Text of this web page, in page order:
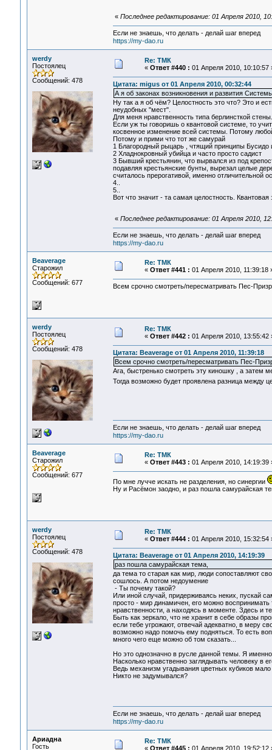
« Последнее редактирование: 01 Апреля 2010,
Если не знаешь, что делать - делай шаг вперед
https://my-dao.ru
werdy
Постоялец
Сообщений: 478
Re: ТМК
« Ответ #440 : 01 Апреля 2010, 10:10:57
Цитата: migus от 01 Апреля 2010, 00:32:44
А я об законах возникновения и развития
Ну так а я об чём? Целостность это что? Это и
неудобных "мест".
Для меня нравственность типа берлинсткой
Если уж ты говоришь о квантовой системе, то
косвенное изменение всей системы. Потому
Потому и прими что тот же самурай
1 Благородный рыцарь , чтящий принципы Бусидо
2 Хладнокровный убийца и часто просто садист
3 Бывший крестьянин, что вырвался из под
подавляя крестьянские бунты, вырезал целые
считалось прерогативой, именно отличительной
4..
5..
Вот что значит - та самая целостность.
« Последнее редактирование: 01 Апреля 2010,
Если не знаешь, что делать - делай шаг вперед
https://my-dao.ru
Beaverage
Старожил
Сообщений: 677
Re: ТМК
« Ответ #441 : 01 Апреля 2010, 11:39:18
Всем срочно смотреть/пересматривать Пес-
werdy
Постоялец
Сообщений: 478
Re: ТМК
« Ответ #442 : 01 Апреля 2010, 13:55:42
Цитата: Beaverage от 01 Апреля 2010, 11:39:18
Всем срочно смотреть/пересматривать Пес-
Ага, быстренько смотреть эту киношку , а затем
Тогда возможно будет проявлена разница
Если не знаешь, что делать - делай шаг вперед
https://my-dao.ru
Beaverage
Старожил
Сообщений: 677
Re: ТМК
« Ответ #443 : 01 Апреля 2010, 14:19:39
По мне лучче искать не разделения, но синергии
Ну и Расёмон заодно, и раз пошла самурайская
werdy
Постоялец
Сообщений: 478
Re: ТМК
« Ответ #444 : 01 Апреля 2010, 15:32:54
Цитата: Beaverage от 01 Апреля 2010, 14:19:39
раз пошла самурайская тема,
да тема то старая как мир, люди сопоставляют
сошлось. А потом недоумение
- Ты почему такой?
Или иной случай, придерживаясь неких, пускай
просто - мир динамичен, его можно воспринимать
нравственности, а находясь в моменте. Здесь и
Быть как зеркало, что не хранит в себе образы
если тебе угрожают, отвечай адекватно, в меру
возможно надо помочь ему подняться. То есть
много чего еще можно об том сказать...
Но это однозначно в русле данной темы. Я
Насколько нравственно заглядывать человеку в
Ведь механизм угадывания цветных кубиков
Никто не задумывался?
Если не знаешь, что делать - делай шаг вперед
https://my-dao.ru
Ариадна
Гость
Re: ТМК
« Ответ #445 : 01 Апреля 2010, 19:52:12